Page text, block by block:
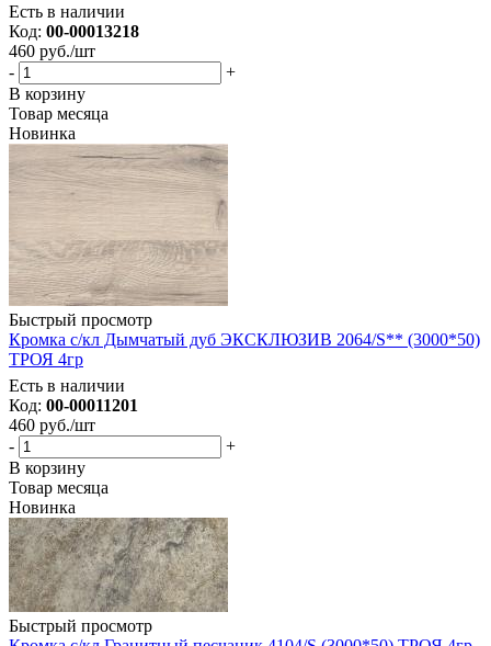
Есть в наличии
Код: 00-00013218
460 руб./шт
-
+
В корзину
Товар месяца
Новинка
Быстрый просмотр
Кромка с/кл Дымчатый дуб ЭКСКЛЮЗИВ 2064/S** (3000*50)
ТРОЯ 4гр
Есть в наличии
Код: 00-00011201
460 руб./шт
-
+
В корзину
Товар месяца
Новинка
Быстрый просмотр